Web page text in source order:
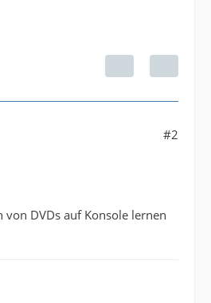
#2
DVDs auf Konsole lernen